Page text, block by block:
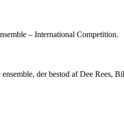
– International Competition.
der bestod af Dee Rees,